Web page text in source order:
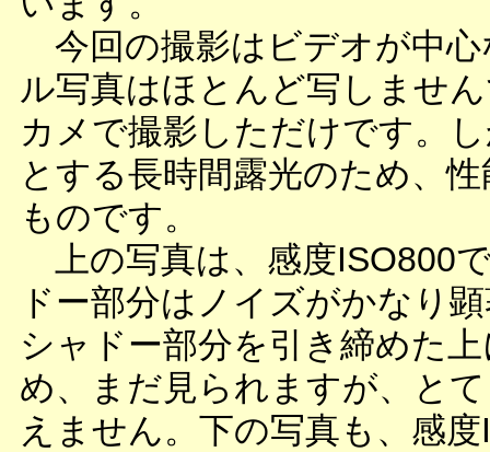
今回の撮影はビデオが中
ル写真はほとんど写しませ
カメで撮影しただけです。
とする長時間露光のため、
ものです。
上の写真は、感度ISO800
ドー部分はノイズがかなり
シャドー部分を引き締めた
め、まだ見られますが、と
えません。下の写真も、感